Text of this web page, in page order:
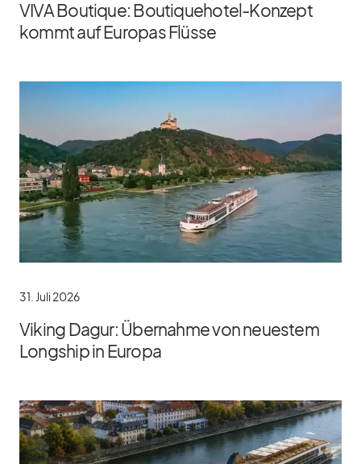
VIVA Boutique: Boutiquehotel-Konzept
kommt auf Europas Flüsse
31. Juli 2026
Viking Dagur: Übernahme von neuestem
Longship in Europa